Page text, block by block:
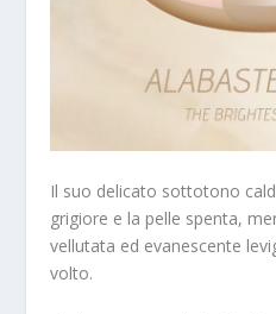
Il suo delicato sottotono
grigiore e la pelle spenta,
vellutata ed evanescente
volto.